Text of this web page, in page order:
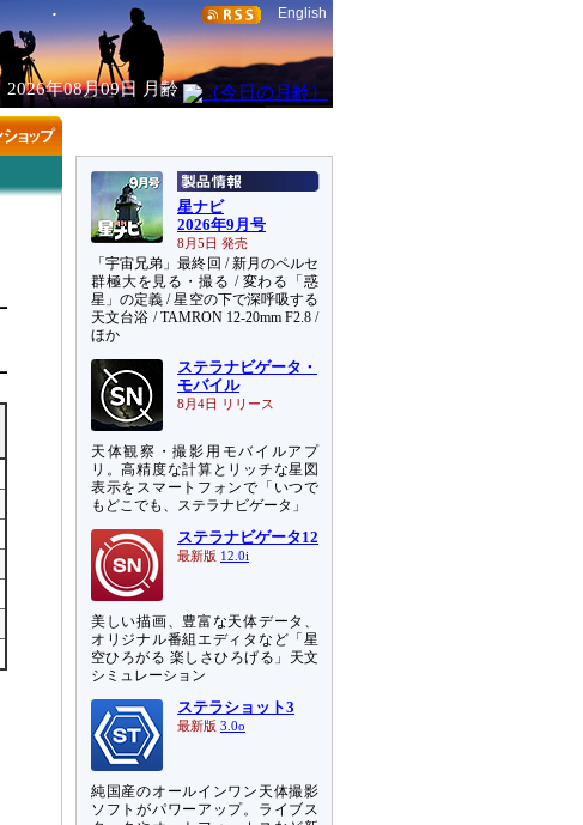
English
2026年08月09日 月齢
星ナビ
2026年9月号
8月5日 発売
「宇宙兄弟」最終回 / 新月のペルセ
群極大を見る・撮る / 変わる「惑
星」の定義 / 星空の下で深呼吸する
天文台浴 / TAMRON 12-20mm F2.8 /
ほか
ステラナビゲータ・
モバイル
8月4日 リリース
天体観察・撮影用モバイルアプ
リ。高精度な計算とリッチな星図
表示をスマートフォンで「いつで
もどこでも、ステラナビゲータ」
ステラナビゲータ12
最新版 12.0i
美しい描画、豊富な天体データ、
オリジナル番組エディタなど「星
空ひろがる 楽しさひろげる」天文
シミュレーション
ステラショット3
最新版 3.0o
純国産のオールインワン天体撮影
ソフトがパワーアップ。ライブス